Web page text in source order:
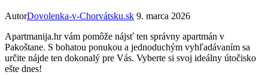
AutorDovolenka-v-Chorvátsku.sk 9. marca 2026
Apartmanija.hr vám pomôže nájsť ten správny apartmán v
Pakoštane. S bohatou ponukou a jednoduchým vyhľadávaním sa
určite nájde ten dokonalý pre Vás. Vyberte si svoj ideálny útočisko
ešte dnes!